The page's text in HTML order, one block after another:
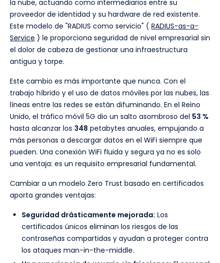
la nube, actuando como intermediarios entre su
proveedor de identidad y su hardware de red existente.
Este modelo de "RADIUS como servicio" ( RADIUS-as-a-
Service ) le proporciona seguridad de nivel empresarial sin
el dolor de cabeza de gestionar una infraestructura
antigua y torpe.
Este cambio es más importante que nunca. Con el
trabajo híbrido y el uso de datos móviles por las nubes, las
líneas entre las redes se están difuminando. En el Reino
Unido, el tráfico móvil 5G dio un salto asombroso del 53 %
hasta alcanzar los 348 petabytes anuales, empujando a
más personas a descargar datos en el WiFi siempre que
pueden. Una conexión WiFi fluida y segura ya no es solo
una ventaja: es un requisito empresarial fundamental.
Cambiar a un modelo Zero Trust basado en certificados
aporta grandes ventajas:
Seguridad drásticamente mejorada: Los
certificados únicos eliminan los riesgos de las
contraseñas compartidas y ayudan a proteger contra
los ataques man-in-the-middle.